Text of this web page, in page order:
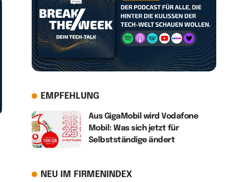
EMPFEHLUNG
Aus GigaMobil wird Vodafone
Mobil: Was sich jetzt für
Selbstständige ändert
NEU IM FIRMENINDEX